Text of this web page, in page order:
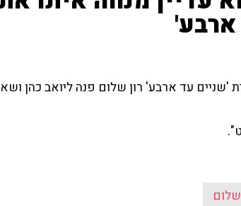
'שניים עד ארבע' רון שלום פנה ליואב כהן
שלום